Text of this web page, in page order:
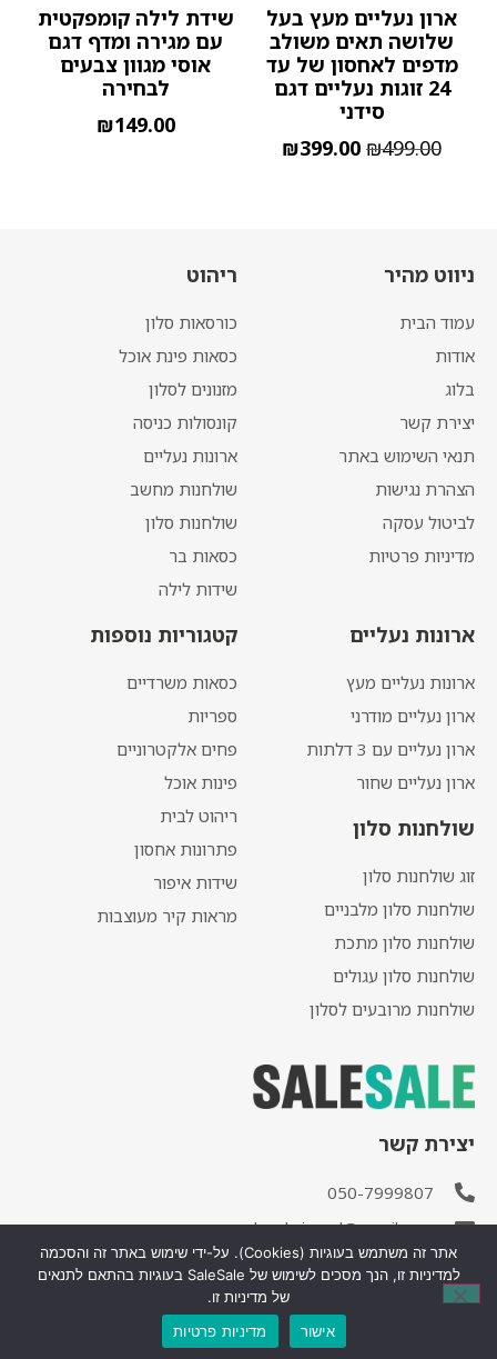
ארון נעליים מעץ בעל
שלושה תאים משולב
מדפים לאחסון של עד
24 זוגות נעליים דגם
סידני
₪499.00
₪399.00
שידת לילה קומפקטית
עם מגירה ומדף דגם
אוסי מגוון צבעים
לבחירה
₪149.00
ניווט מהיר
עמוד הבית
אודות
בלוג
יצירת קשר
תנאי השימוש באתר
הצהרת נגישות
לביטול עסקה
מדיניות פרטיות
ריהוט
כורסאות סלון
כסאות פינת אוכל
מזנונים לסלון
קונסולות כניסה
ארונות נעליים
שולחנות מחשב
שולחנות סלון
כסאות בר
שידות לילה
ארונות נעליים
ארונות נעליים מעץ
ארון נעליים מודרני
ארון נעליים עם 3 דלתות
ארון נעליים שחור
שולחנות סלון
זוג שולחנות סלון
שולחנות סלון מלבניים
שולחנות סלון מתכת
שולחנות סלון עגולים
שולחנות מרובעים לסלון
קטגוריות נוספות
כסאות משרדיים
ספריות
פחים אלקטרוניים
פינות אוכל
ריהוט לבית
פתרונות אחסון
שידות איפור
מראות קיר מעוצבות
יצירת קשר
050-7999807
salesale.israel@gmail.com
עיצוב ופיתוח אתר: משרד פרסום דיגיטלי יו דיגיטל
אתר זה משתמש בעוגיות (Cookies). על-ידי שימוש באתר זה והסכמה
למדיניות זו, הנך מסכים לשימוש של SaleSale בעוגיות בהתאם לתנאים
של מדיניות זו.
אישור
מדיניות פרטיות